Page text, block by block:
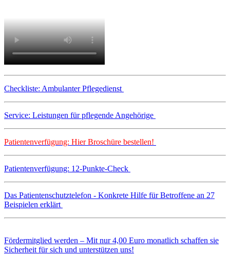
Checkliste: Ambulanter Pflegedienst
Service: Leistungen für pflegende Angehörige
Patientenverfügung: Hier Broschüre bestellen!
Patientenverfügung: 12-Punkte-Check
Das Patientenschutztelefon - Konkrete Hilfe für Betroffene an 27
Beispielen erklärt
Fördermitglied werden – Mit nur 4,00 Euro monatlich schaffen sie
Sicherheit für sich und unterstützen uns!